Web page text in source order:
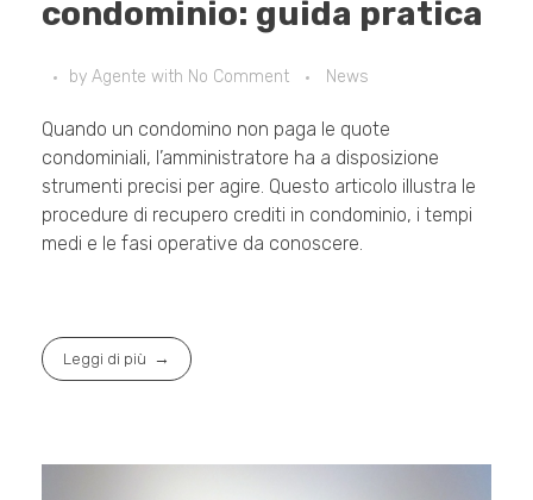
condominio: guida pratica
by Agente with No Comment News
Quando un condomino non paga le quote
condominiali, l’amministratore ha a disposizione
strumenti precisi per agire. Questo articolo illustra le
procedure di recupero crediti in condominio, i tempi
medi e le fasi operative da conoscere.
Leggi di più